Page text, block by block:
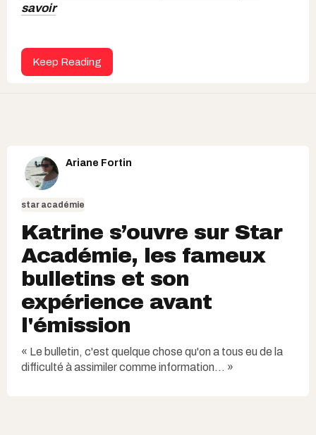
savoir
Keep Reading
Ariane Fortin
star académie
Katrine s’ouvre sur Star
Académie, les fameux
bulletins et son
expérience avant
l'émission
« Le bulletin, c'est quelque chose qu'on a tous eu de la
difficulté à assimiler comme information... »